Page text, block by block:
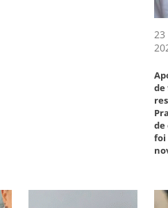
de
de
foi